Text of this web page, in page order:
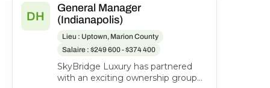
DH
General Manager
(Indianapolis)
Lieu : Uptown, Marion County
Salaire : $249 600 - $374 400
SkyBridge Luxury has partnered
with an exciting ownership group